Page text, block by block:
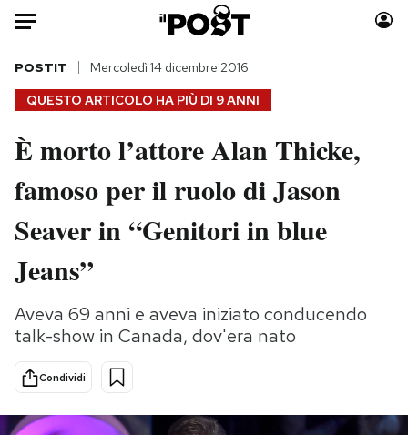
Auto
HOME
Italia
Politica
Tecnologia
Scienza
Cultura
Economia
Sport
Moda
Consumismi
Storie/Idee
Europa
Altrecose
QUESTO ARTICOLO HA PIÙ DI 9 ANNI
POSTIT Mercoledì 14 dicembre 2016
È morto l’attore Alan Thicke,
famoso per il ruolo di Jason
Seaver in “Genitori in blue
Jeans”
Aveva 69 anni e aveva iniziato conducendo
talk-show in Canada, dov'era nato
Condividi